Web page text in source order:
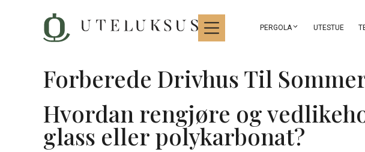
PERGOLA UTESTUE
Forberede Drivhus Til
Hvordan rengjøre og
glass eller polykarbonat?